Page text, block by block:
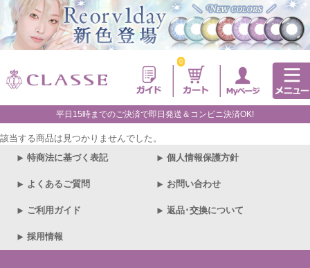
0
平日15時までのご決済で即日発送＆コンビニ決済OK!
該当する商品は見つかりませんでした。
特商法に基づく表記
個人情報保護方針
よくあるご質問 お問い合わせ
ご利用ガイド 返品･交換について
採用情報